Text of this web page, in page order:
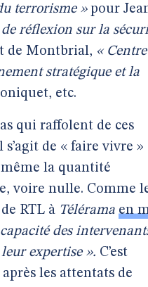
terrorisme »pour
de réflexion sur la
de Montbrial, « Centre
stratégique et la
etc.
qui raffolent de ces
de « faire vivre »
la quantité
voire nulle. Comme
RTL à Télérama en
des
expertise ». C’est
les attentats de